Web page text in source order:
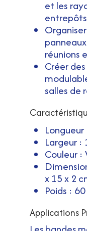
et les
réunions
Créer
salles de
Largeur :
Couleur :
x 15 x 2
Poids :
Applications